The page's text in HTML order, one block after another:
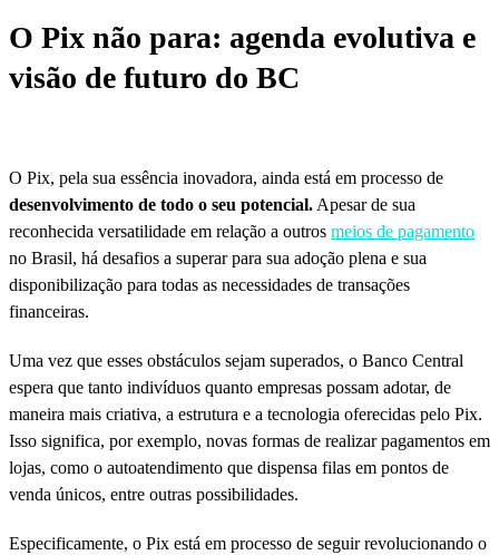
O Pix não para: agenda evolutiva e
visão de futuro do BC
O Pix, pela sua essência inovadora, ainda está em processo de
desenvolvimento de todo o seu potencial. Apesar de sua
reconhecida versatilidade em relação a outros meios de pagamento
no Brasil, há desafios a superar para sua adoção plena e sua
disponibilização para todas as necessidades de transações
financeiras.
Uma vez que esses obstáculos sejam superados, o Banco Central
espera que tanto indivíduos quanto empresas possam adotar, de
maneira mais criativa, a estrutura e a tecnologia oferecidas pelo Pix.
Isso significa, por exemplo, novas formas de realizar pagamentos em
lojas, como o autoatendimento que dispensa filas em pontos de
venda únicos, entre outras possibilidades.
Especificamente, o Pix está em processo de seguir revolucionando o